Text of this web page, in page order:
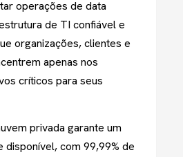
operações de data
de TI confiável e
organizações, clientes e
apenas nos
críticos para seus
privada garante um
disponível, com 99,99% de